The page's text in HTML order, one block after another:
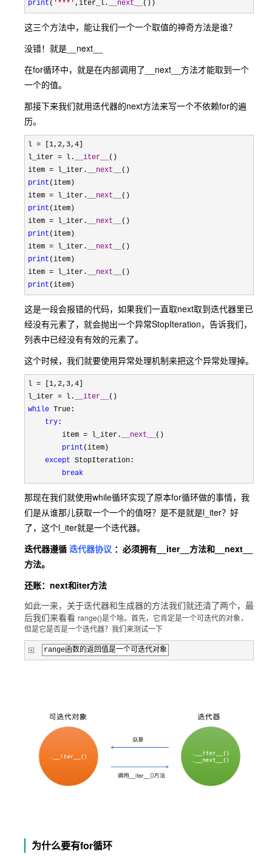
print ( ' *** ' ,iter_l. __next__ ())
这三个方法中，能让我们一个一个取值的神奇方法是谁？
没错！就是__next__
在for循环中，就是在内部调用了__next__方法才能取到一个
一个的值。
那接下来我们就用迭代器的next方法来写一个不依赖for的遍
历。
l = [1,2,3,4]
l_iter = l. __iter__
()
item = l_iter. __next__
print (item)
item = l_iter. __next__
print (item)
item = l_iter. __next__
print (item)
item = l_iter. __next__
print (item)
item = l_iter. __next__
print (item)
这是一段会报错的代码，如果我们一直取next取到迭代器里已
经没有元素了，就会抛出一个异常StopIteration，告诉我们，
列表中已经没有有效的元素了。
这个时候，我们就要使用异常处理机制来把这个异常处理掉。
l = [1,2,3,4]
l_iter = l. __iter__
while True:
try :
        item
= l_iter. __next__
()
print (item)
except StopIteration:
break
那现在我们就使用while循环实现了原本for循环做的事情，我
们是从谁那儿获取一个一个的值呀？是不是就是l_iter？好
了，这个l_iter就是一个迭代器。
迭代器遵循 迭代器协议 ：必须拥有__iter__方法和__next__
方法。
还账：next和iter方法
如此一来，关于迭代器和生成器的方法我们就还清了两个，最
后我们来看看 range()是个啥。首先，它肯定是一个可迭代的对象，
但是它是否是一个迭代器？我们来测试一下
range函数的返回值是一个可迭代对象
为什么要有for循环